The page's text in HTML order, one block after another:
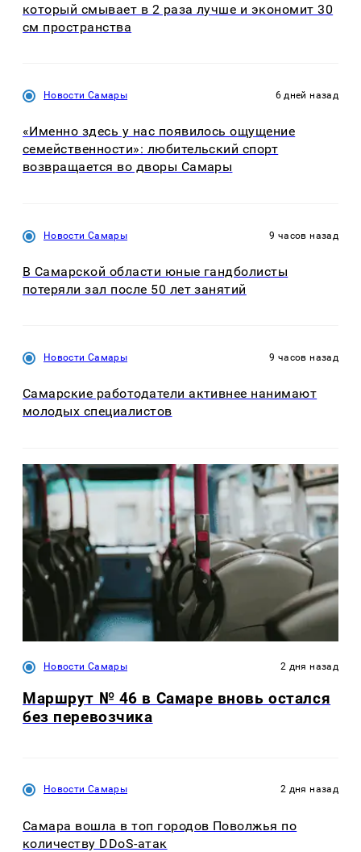
который смывает в 2 раза лучше и экономит 30
см пространства
Новости Самары 6 дней назад
«Именно здесь у нас появилось ощущение
семейственности»: любительский спорт
возвращается во дворы Самары
Новости Самары 9 часов назад
В Самарской области юные гандболисты
потеряли зал после 50 лет занятий
Новости Самары 9 часов назад
Самарские работодатели активнее нанимают
молодых специалистов
Новости Самары 2 дня назад
Маршрут № 46 в Самаре вновь остался
без перевозчика
Новости Самары 2 дня назад
Самара вошла в топ городов Поволжья по
количеству DDoS-атак